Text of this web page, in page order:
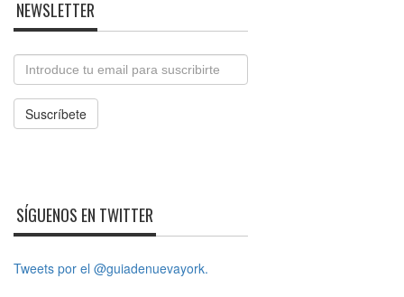
NEWSLETTER
Email
Suscríbete
SÍGUENOS EN TWITTER
Tweets por el @guiadenuevayork.